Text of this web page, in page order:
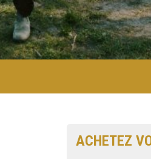
ACHETEZ